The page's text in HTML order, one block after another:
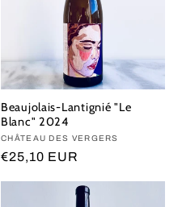
Beaujolais-Lantignié "Le
Blanc" 2024
Vendor:
CHÂTEAU DES VERGERS
Regular
€25,10 EUR